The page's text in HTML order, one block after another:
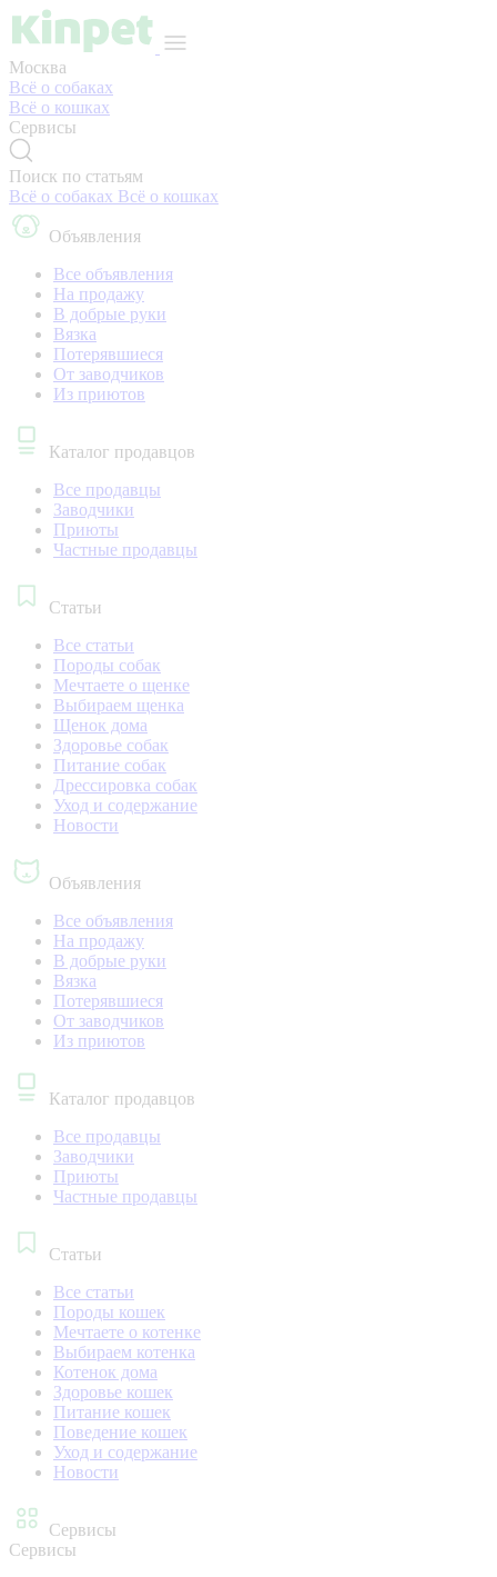
Москва
Всё о собаках
Всё о кошках
Сервисы
Поиск по статьям
Всё о собаках Всё о кошках
Объявления
Все объявления
На продажу
В добрые руки
Вязка
Потерявшиеся
От заводчиков
Из приютов
Каталог продавцов
Все продавцы
Заводчики
Приюты
Частные продавцы
Статьи
Все статьи
Породы собак
Мечтаете о щенке
Выбираем щенка
Щенок дома
Здоровье собак
Питание собак
Дрессировка собак
Уход и содержание
Новости
Объявления
Все объявления
На продажу
В добрые руки
Вязка
Потерявшиеся
От заводчиков
Из приютов
Каталог продавцов
Все продавцы
Заводчики
Приюты
Частные продавцы
Статьи
Все статьи
Породы кошек
Мечтаете о котенке
Выбираем котенка
Котенок дома
Здоровье кошек
Питание кошек
Поведение кошек
Уход и содержание
Новости
Сервисы
Сервисы